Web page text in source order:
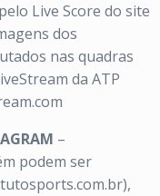
Live Score do site
dos
nas quadras
da ATP
–
podem ser